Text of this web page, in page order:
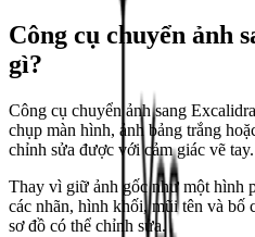
Công cụ chuyển ảnh
gì?
Công cụ chuyển ảnh sang
chụp màn hình, ảnh bảng trắng
chỉnh sửa được với cảm giác vẽ tay.
Thay vì giữ ảnh gốc như một hình
các nhãn, hình khối, mũi tên và bố
sơ đồ có thể chỉnh sửa.